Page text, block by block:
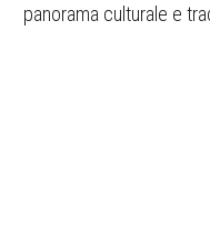
panorama culturale e